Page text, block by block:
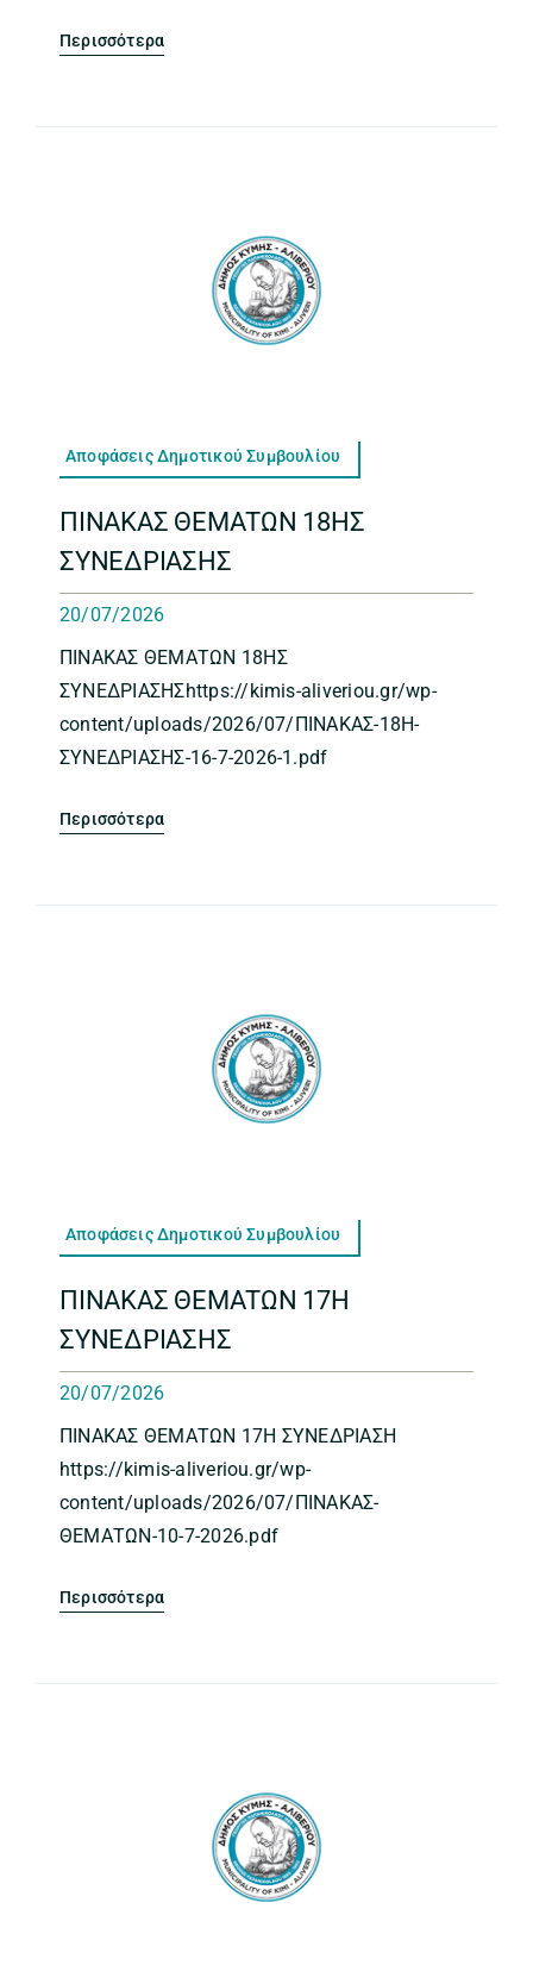
Περισσότερα
Αποφάσεις Δημοτικού Συμβουλίου
ΠΙΝΑΚΑΣ ΘΕΜΑΤΩΝ 18ΗΣ
ΣΥΝΕΔΡΙΑΣΗΣ
20/07/2026
ΠΙΝΑΚΑΣ ΘΕΜΑΤΩΝ 18ΗΣ
ΣΥΝΕΔΡΙΑΣΗΣhttps://kimis-aliveriou.gr/wp-
content/uploads/2026/07/ΠΙΝΑΚΑΣ-18Η-
ΣΥΝΕΔΡΙΑΣΗΣ-16-7-2026-1.pdf
Περισσότερα
Αποφάσεις Δημοτικού Συμβουλίου
ΠΙΝΑΚΑΣ ΘΕΜΑΤΩΝ 17Η
ΣΥΝΕΔΡΙΑΣΗΣ
20/07/2026
ΠΙΝΑΚΑΣ ΘΕΜΑΤΩΝ 17Η ΣΥΝΕΔΡΙΑΣΗ
https://kimis-aliveriou.gr/wp-
content/uploads/2026/07/ΠΙΝΑΚΑΣ-
ΘΕΜΑΤΩΝ-10-7-2026.pdf
Περισσότερα